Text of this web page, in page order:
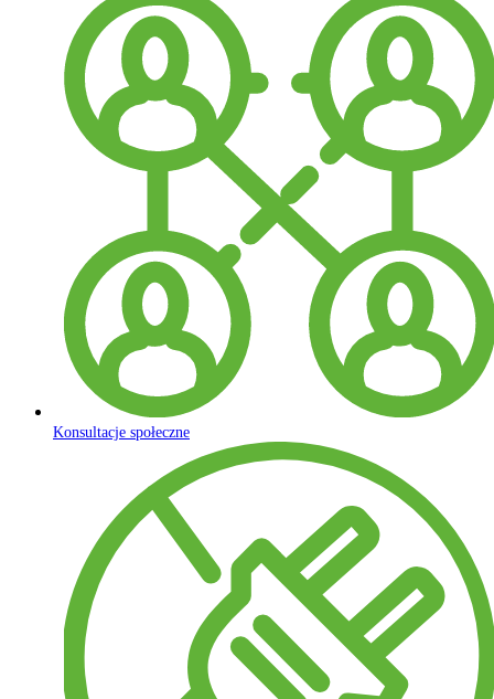
Konsultacje społeczne